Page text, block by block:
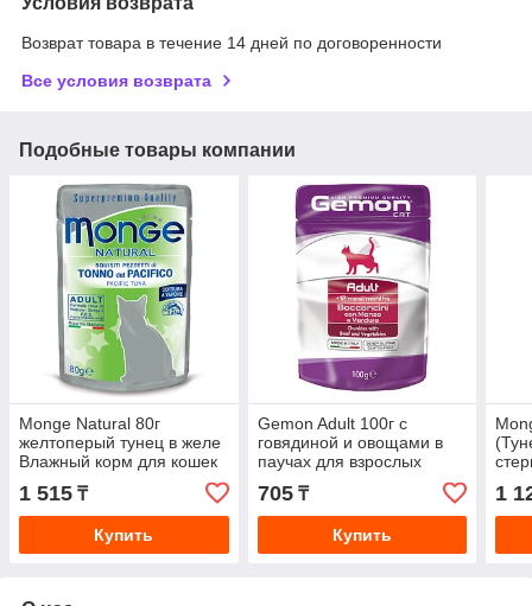
Возврат товара в течение 14 дней по договоренности
Все условия возврата
Подобные товары компании
Monge Natural 80г
желтоперый тунец в желе
Влажный корм для кошек
в паучах
1 515 ₸
Купить
Gemon Adult 100г с
говядиной и овощами в
паучах для взрослых
кошек
705₸
Купить
1